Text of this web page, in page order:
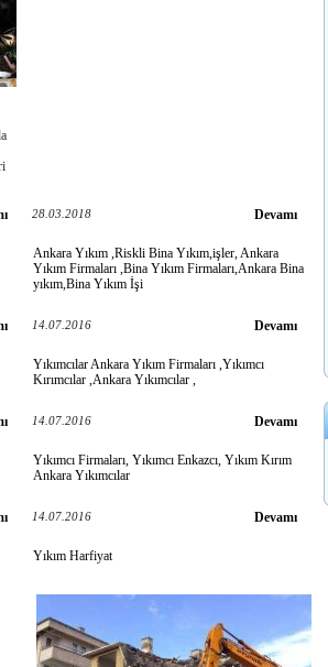
28.03.2018 Devamı
Ankara Yıkım ,Riskli Bina Yıkım,işler, Ankara
Yıkım Firmaları ,Bina Yıkım Firmaları,Ankara Bina
yıkım,Bina Yıkım İşi
14.07.2016 Devamı
Yıkımcılar Ankara Yıkım Firmaları ,Yıkımcı
Kırımcılar ,Ankara Yıkımcılar ,
14.07.2016 Devamı
Yıkımcı Firmaları, Yıkımcı Enkazcı, Yıkım Kırım
Ankara Yıkımcılar
14.07.2016 Devamı
Yıkım Harfiyat